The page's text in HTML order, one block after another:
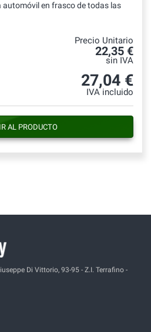
en frasco de todas las
Precio Unitario
22,35 €
sin IVA
27,04 €
IVA incluido
IR AL PRODUCTO
Di Vittorio, 93-95 - Z.I. Terrafino -